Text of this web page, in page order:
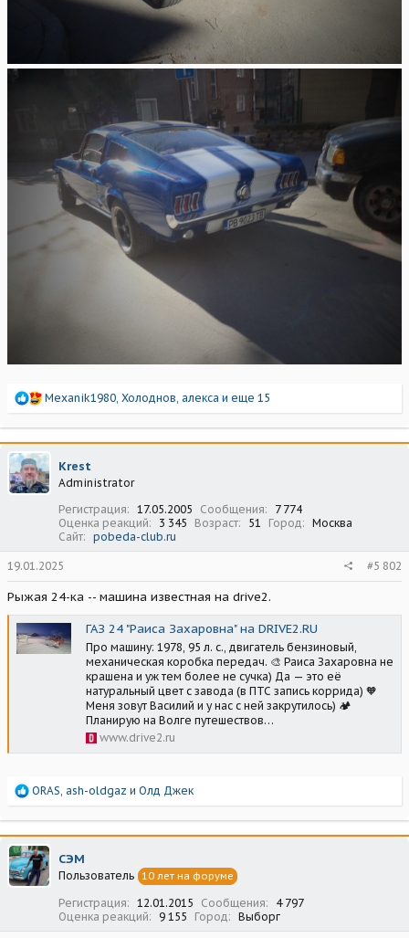
Р
а
к
ц
и
и
Mexanik1980, Холоднов, алекса и еще 15
Krest
Administrator
Регистрация
17.05.2005 Сообщения
7 774
Оценка реакций
3 345 Возраст 51 Город
Москва
Сайт
pobeda-club.ru
19.01.2025 #5 802
Рыжая 24-ка -- машина известная на drive2.
ГАЗ 24 "Раиса Захаровна" на DRIVE2.RU
Про машину: 1978, 95 л. с., двигатель бензиновый,
механическая коробка передач. 🎨 Раиса Захаровна не
крашена и уж тем более не сучка) Да — это её
натуральный цвет с завода (в ПТС запись коррида) 🧡
Меня зовут Василий и у нас с ней закрутилось) 🏕️
Планирую на Волге путешествов…
www.drive2.ru
Р
а
к
ц
и
и
ORAS, ash-oldgaz и Олд Джек
СЭМ
Пользователь 10 лет на форуме
Регистрация 12.01.2015 Сообщения
4 797
Оценка реакций
9 155 Город Выборг